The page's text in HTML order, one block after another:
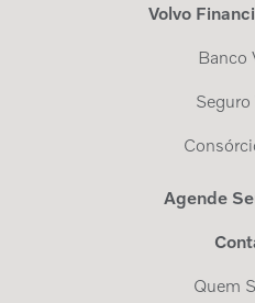
Volvo
Banco
Seguro
Agende
Quem